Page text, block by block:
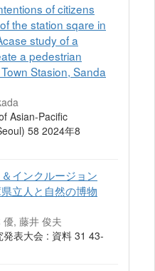
of citizens
the station sqare in
study of a
a pedestrian
Stasion, Sanda
Asian-Pacific
58 2024年8
インクルージョン
立人と自然の博物
, 藤井 俊夫
表大会 : 資料 31 43-